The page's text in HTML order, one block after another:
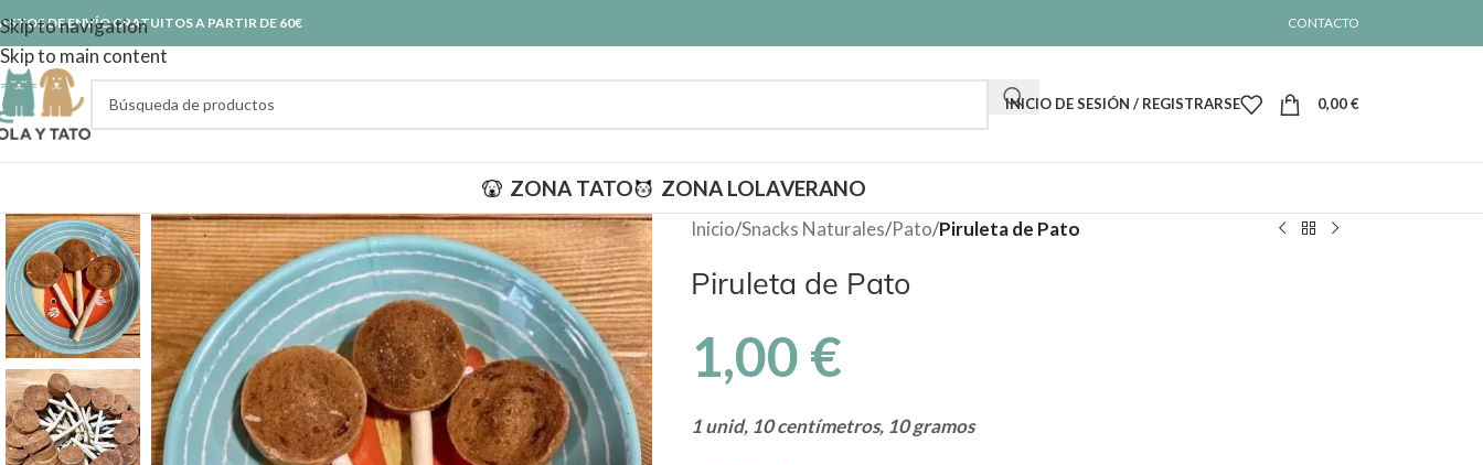
Skip to navigation
Skip to main content
DE ENVÍO GRATUITOS A PARTIR DE 60€ CONTACTO
INICIO DE SESIÓN / REGISTRARSE 0,00€
ZONA TATO ZONA LOLAVERANO
Inicio/Snacks Naturales/Pato/Piruleta de Pato
Piruleta de Pato
1,00 €
1 unid, 10 centímetros, 10 gramos